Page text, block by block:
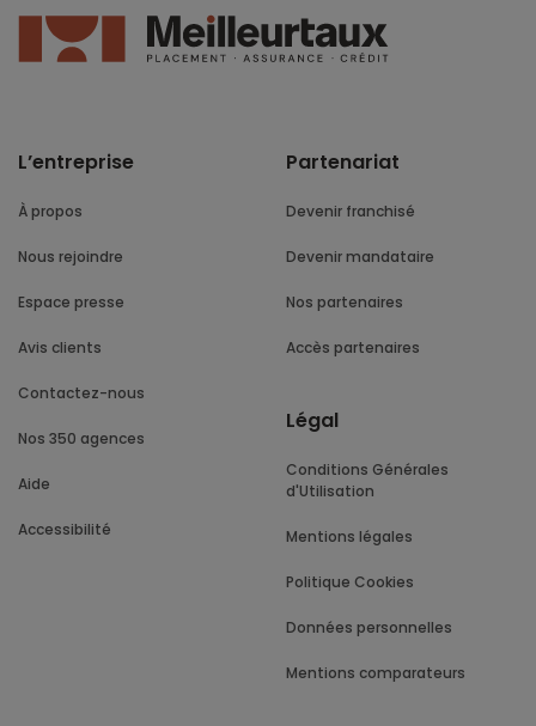
L’entreprise
À propos
Nous rejoindre
Espace presse
Avis clients
Contactez-nous
Nos 350 agences
Aide
Accessibilité
Partenariat
Devenir franchisé
Devenir mandataire
Nos partenaires
Accès partenaires
Légal
Conditions Générales
d'Utilisation
Mentions légales
Politique Cookies
Données personnelles
Mentions comparateurs